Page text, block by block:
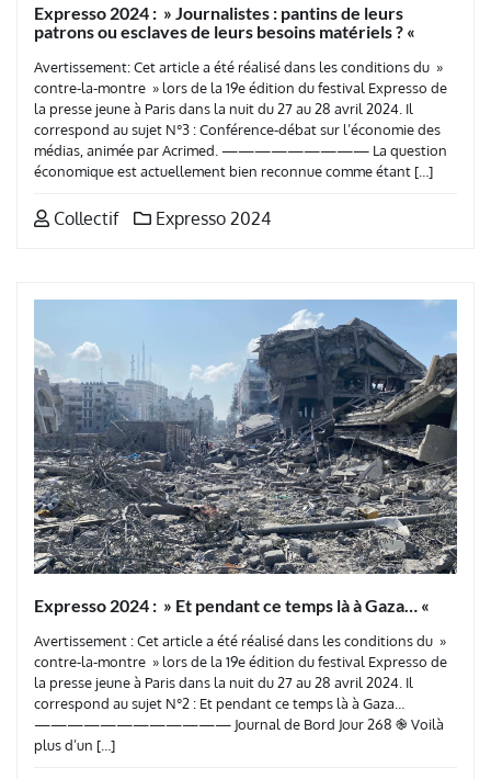
Expresso 2024 : » Journalistes : pantins de leurs
patrons ou esclaves de leurs besoins matériels ? «
Avertissement: Cet article a été réalisé dans les conditions du »
contre-la-montre » lors de la 19e édition du festival Expresso de
la presse jeune à Paris dans la nuit du 27 au 28 avril 2024. Il
correspond au sujet N°3 : Conférence-débat sur l’économie des
médias, animée par Acrimed. ————————— La question
économique est actuellement bien reconnue comme étant […]
Collectif Expresso 2024
Expresso 2024 : » Et pendant ce temps là à Gaza… «
Avertissement : Cet article a été réalisé dans les conditions du »
contre-la-montre » lors de la 19e édition du festival Expresso de
la presse jeune à Paris dans la nuit du 27 au 28 avril 2024. Il
correspond au sujet N°2 : Et pendant ce temps là à Gaza…
———————————— Journal de Bord Jour 268 ֎ Voilà
plus d’un […]